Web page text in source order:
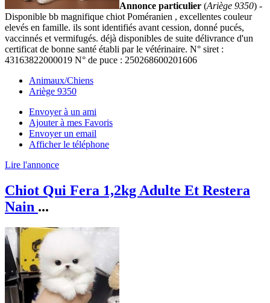
Annonce particulier (Ariège 9350) -
Disponible bb magnifique chiot Poméranien , excellentes couleur
elevés en famille. ils sont identifiés avant cession, donné pucés,
vaccinnés et vermifugés. déjà disponibles de suite délivrance d'un
certificat de bonne santé établi par le vétérinaire. N° siret :
43163822000019 N° de puce : 250268600201606
Animaux/Chiens
Ariège 9350
Envoyer à un ami
Ajouter à mes Favoris
Envoyer un email
Afficher le téléphone
Lire l'annonce
Chiot Qui Fera 1,2kg Adulte Et Restera
Nain ...